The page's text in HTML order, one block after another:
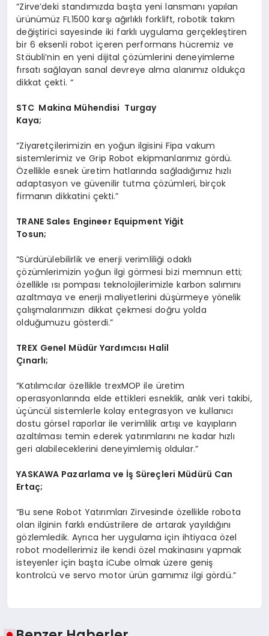
“Zirve’deki standımızda başta yeni lansmanı yapılan
ürünümüz FL1500 karşı ağırlıklı forklift, robotik takım
değiştirici sayesinde iki farklı uygulama gerçekleştiren
bir 6 eksenli robot içeren performans hücremiz ve
Stäubli’nin en yeni dijital çözümlerini deneyimleme
fırsatı sağlayan sanal devreye alma alanımız oldukça
dikkat çekti. “
STC Makina Mühendisi Turgay
Kaya;
“Ziyaretçilerimizin en yoğun ilgisini Fipa vakum
sistemlerimiz ve Grip Robot ekipmanlarımız gördü.
Özellikle esnek üretim hatlarında sağladığımız hızlı
adaptasyon ve güvenilir tutma çözümleri, birçok
firmanın dikkatini çekti.”
TRANE Sales Engineer Equipment Yiğit
Tosun;
“Sürdürülebilirlik ve enerji verimliliği odaklı
çözümlerimizin yoğun ilgi görmesi bizi memnun etti;
özellikle ısı pompası teknolojilerimizle karbon salımını
azaltmaya ve enerji maliyetlerini düşürmeye yönelik
çalışmalarımızın dikkat çekmesi doğru yolda
olduğumuzu gösterdi.”
TREX Genel Müdür Yardımcısı Halil
Çınarlı;
“Katılımcılar özellikle trexMOP ile üretim
operasyonlarında elde ettikleri esneklik, anlık veri takibi,
üçüncül sistemlerle kolay entegrasyon ve kullanıcı
dostu görsel raporlar ile verimlilik artışı ve kayıpların
azaltılması temin ederek yatırımlarını ne kadar hızlı
geri alabileceklerini deneyimlemiş oldular.”
YASKAWA Pazarlama ve İş Süreçleri Müdürü Can
Ertaç;
“Bu sene Robot Yatırımları Zirvesinde özellikle robota
olan ilginin farklı endüstrilere de artarak yayıldığını
gözlemledik. Ayrıca her uygulama için ihtiyaca özel
robot modellerimiz ile kendi özel makinasını yapmak
isteyenler için başta iCube olmak üzere geniş
kontrolcü ve servo motor ürün gamımız ilgi gördü.”